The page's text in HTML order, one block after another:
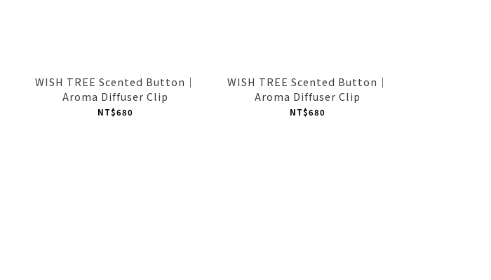
WISH TREE Scented Button｜
Aroma Diffuser Clip
NT$680
WISH TREE Scented Button｜
Aroma Diffuser Clip
NT$680